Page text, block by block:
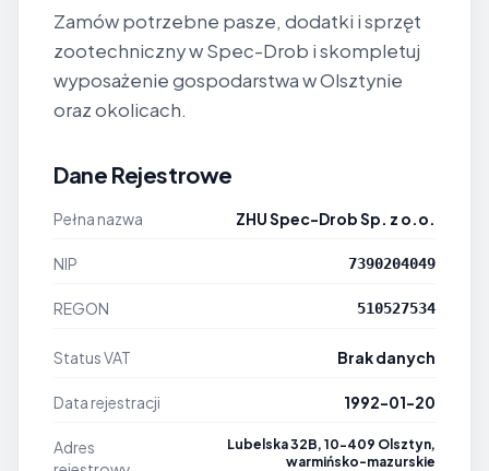
Zamów potrzebne pasze, dodatki i sprzęt
zootechniczny w Spec-Drob i skompletuj
wyposażenie gospodarstwa w Olsztynie
oraz okolicach.
Dane Rejestrowe
Pełna nazwa ZHU Spec-Drob Sp. z o.o.
NIP 7390204049
REGON 510527534
Status VAT Brak danych
Data rejestracji 1992-01-20
Adres
Lubelska 32B, 10-409 Olsztyn,
warmińsko-mazurskie